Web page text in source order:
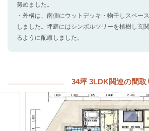
努めました。
・外構は、南側にウットデッキ・物干しスペー
しました。坪庭にはシンボルツリーを植樹し玄
るように配慮しました。
34坪 3LDK関連の間取